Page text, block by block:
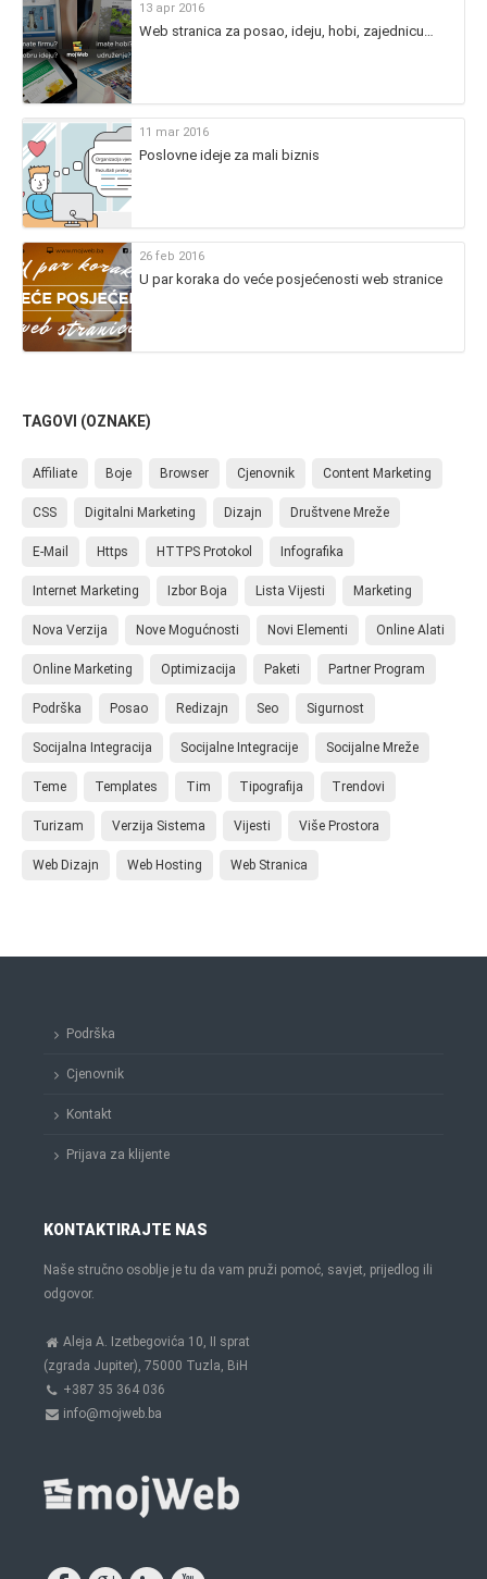
13 apr 2016
Web stranica za posao, ideju, hobi, zajednicu…
11 mar 2016
Poslovne ideje za mali biznis
26 feb 2016
U par koraka do veće posjećenosti web stranice
TAGOVI (OZNAKE)
Affiliate Boje Browser Cjenovnik Content Marketing
CSS Digitalni Marketing Dizajn Društvene Mreže
E-Mail Https HTTPS Protokol Infografika
Internet Marketing Izbor Boja Lista Vijesti Marketing
Nova Verzija Nove Mogućnosti Novi Elementi Online Alati
Online Marketing Optimizacija Paketi Partner Program
Podrška Posao Redizajn Seo Sigurnost
Socijalna Integracija Socijalne Integracije Socijalne Mreže
Teme Templates Tim Tipografija Trendovi
Turizam Verzija Sistema Vijesti Više Prostora
Web Dizajn Web Hosting Web Stranica
Podrška
Cjenovnik
Kontakt
Prijava za klijente
KONTAKTIRAJTE NAS
Naše stručno osoblje je tu da vam pruži pomoć, savjet, prijedlog ili
odgovor.
Aleja A. Izetbegovića 10, II sprat
(zgrada Jupiter), 75000 Tuzla, BiH
+387 35 364 036
info@mojweb.ba